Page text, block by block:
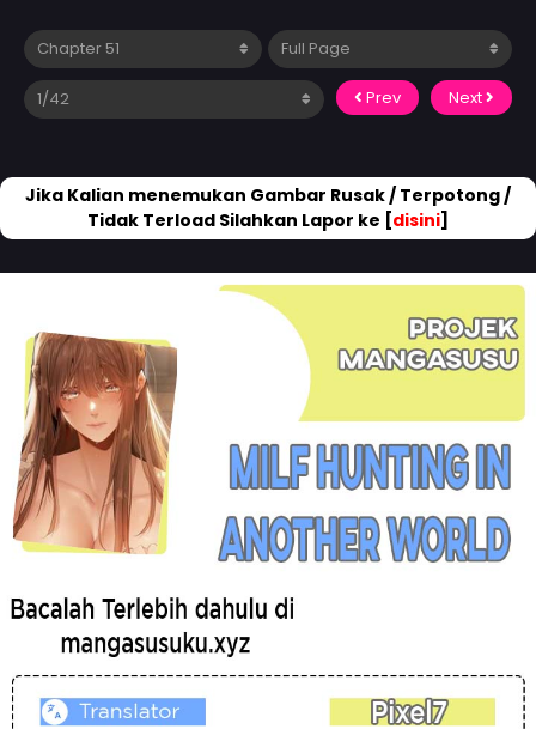
Prev Next
Jika Kalian menemukan Gambar Rusak / Terpotong /
Tidak Terload Silahkan Lapor ke [disini]